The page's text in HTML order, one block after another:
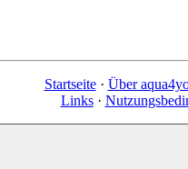
Startseite· Über
Links·